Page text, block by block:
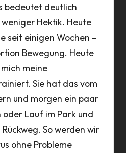
bedeutet deutlich
Hektik. Heute
seit einigen Wochen –
Bewegung. Heute
meine
Sie hat das vom
und morgen ein paar
Lauf im Park und
So werden wir
ohne Probleme